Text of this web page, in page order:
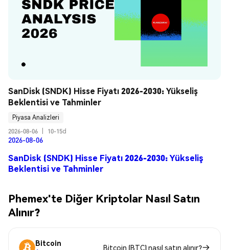
SanDisk (SNDK) Hisse Fiyatı 2026-2030: Yükseliş
Beklentisi ve Tahminler
Piyasa Analizleri
2026-08-06
10-15d
2026-08-06
SanDisk (SNDK) Hisse Fiyatı 2026-2030: Yükseliş
Beklentisi ve Tahminler
Phemex'te Diğer Kriptolar Nasıl Satın
Alınır?
Bitcoin
Bitcoin (BTC) nasıl satın alınır?